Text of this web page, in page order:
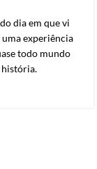
dia em que vi
experiência
todo mundo
história.